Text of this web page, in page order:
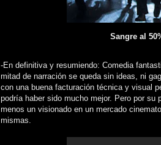
Sangre al
-En definitiva y resumiendo: Comedia
mitad de narración se queda sin ideas, ni
con una buena facturación técnica y visual
podría haber sido mucho mejor. Pero por
menos un visionado en un mercado
mismas.